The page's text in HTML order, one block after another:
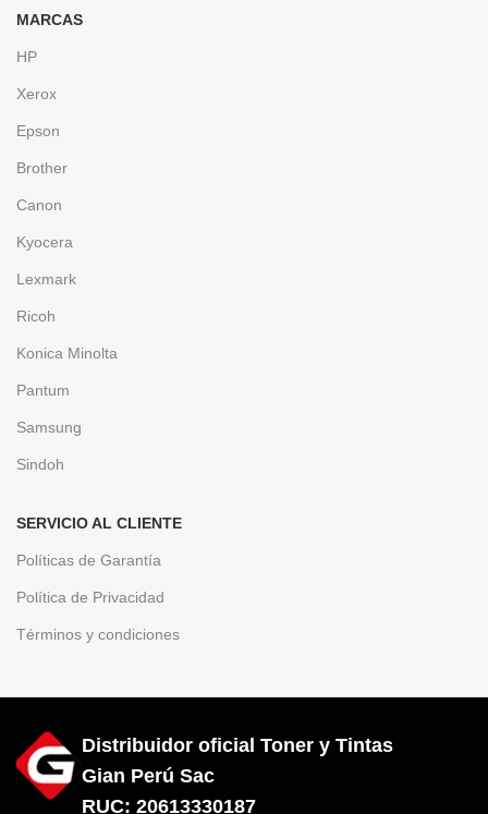
MARCAS
HP
Xerox
Epson
Brother
Canon
Kyocera
Lexmark
Ricoh
Konica Minolta
Pantum
Samsung
Sindoh
SERVICIO AL CLIENTE
Políticas de Garantía
Política de Privacidad
Términos y condiciones
Distribuidor oficial Toner y Tintas
Gian Perú Sac
RUC: 20613330187